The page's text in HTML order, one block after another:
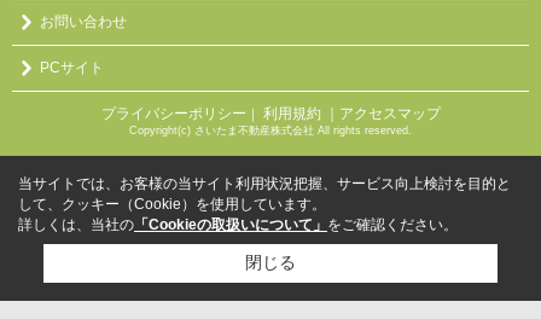
お問い合わせ
PCサイト
プライバシーポリシー ｜ 利用規約 ｜アクセスマップ
Copyright(c) さいたま不動産株式会社 All rights reserved.
当サイトでは、お客様の当サイト利用状況把握、サービス向上検討を目的と
して、クッキー（Cookie）を使用しています。
詳しくは、当社の 「Cookieの取扱いについて」 をご確認ください。
閉じる